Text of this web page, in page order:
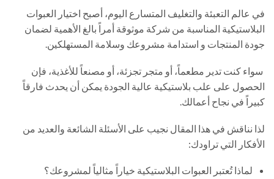
في عالم التعبئة والتغليف المتسارع اليوم، أصبح اختيار العبوات
البلاستيكية المناسبة من شركة موثوقة أمراً بالغ الأهمية لضمان
جودة المنتجات و استدامة مشروعك وسلامة المستهلكين.
سواء كنت تدير مطعماً، أو متجر تجزئة، أو مصنعاً للأغذية، فإن
الحصول على علب بلاستيكية عالية الجودة يمكن أن يحدث فارقاً
كبيراً في نجاح أعمالك.
لذا نناقش في هذا المقال نجيب على الأسئلة الشائعة والعديد من
الأفكار التي تراودك:
لماذا تُعتبر العبوات البلاستيكية خياراً مثالياً لمشروعك؟